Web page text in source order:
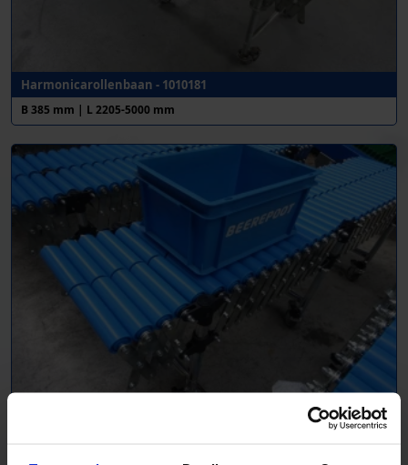
Harmonicarollenbaan - 1010181
B 385 mm | L 2205-5000 mm